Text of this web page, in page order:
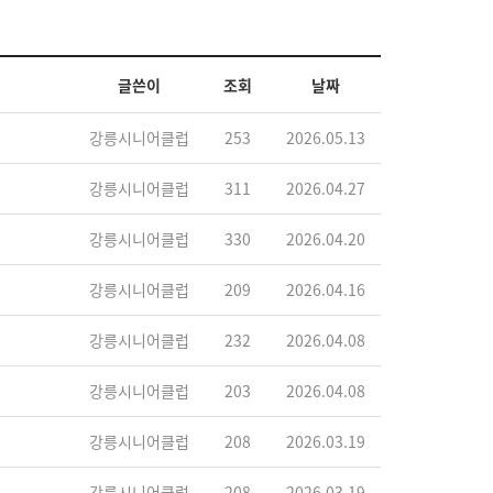
글쓴이 조회 날짜
강릉시니어클럽 253 2026.05.13
강릉시니어클럽 311 2026.04.27
강릉시니어클럽 330 2026.04.20
강릉시니어클럽 209 2026.04.16
강릉시니어클럽 232 2026.04.08
강릉시니어클럽 203 2026.04.08
강릉시니어클럽 208 2026.03.19